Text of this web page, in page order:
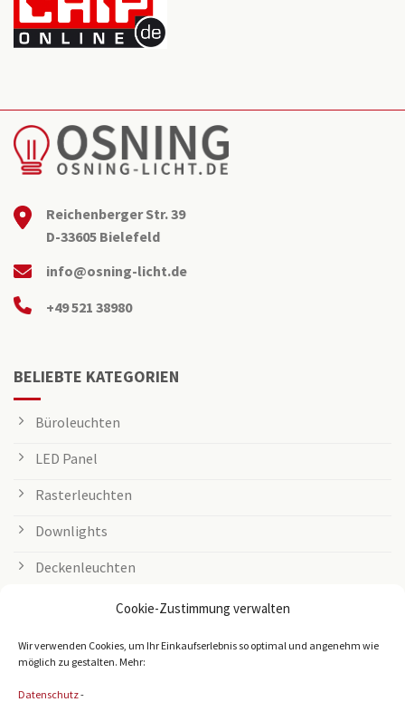
Cookie-Zustimmung verwalten
Wir verwenden Cookies, um Ihr Einkaufserlebnis so optimal und angenehm wie
möglich zu gestalten. Mehr:
Datenschutz-
Reichenberger Str. 39
D-33605 Bielefeld
info@osning-licht.de
+49 521 38980
BELIEBTE KATEGORIEN
Büroleuchten
LED Panel
Rasterleuchten
Downlights
Deckenleuchten
Tischleuchten
Grow Lampen